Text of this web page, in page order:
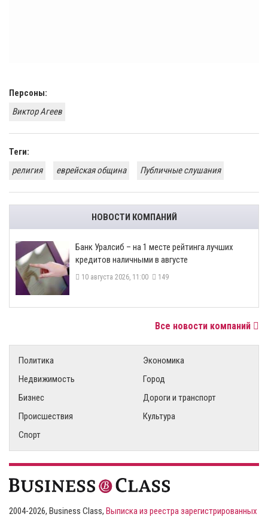
Персоны:
Виктор Агеев
Теги:
религия
еврейская община Публичные слушания
НОВОСТИ КОМПАНИЙ
Банк Уралсиб – на 1 месте рейтинга лучших
кредитов наличными в августе
10 августа 2026, 11:00 149
Все новости компаний
Политика
Экономика
Недвижимость
Город
Бизнес
Дороги и транспорт
Происшествия
Культура
Спорт
2004-2026, Business Class, Выписка из реестра зарегистрированных